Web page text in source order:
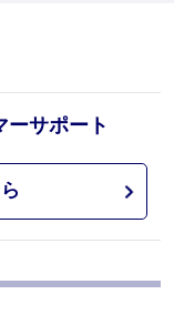
ーサポート